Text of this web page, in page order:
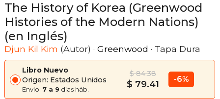
The History of Korea (Greenwood
Histories of the Modern Nations)
(en Inglés)
Djun Kil Kim (Autor) · Greenwood · Tapa Dura
Libro Nuevo
Origen: Estados Unidos
Envío: 7 a 9 días háb.
$ 84.38
$ 79.41 -6%